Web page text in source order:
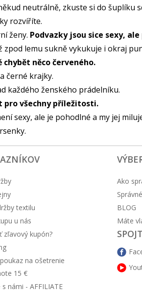
neutrálně, zkuste si do šuplíku
rozvíříte.
ženy. Podvazky jsou sice sexy,
lemu sukně vykukuje i okraj
něco červeného.
černé krajky.
každého ženského prádelníku.
pro všechny příležitosti.
sexy, ale je pohodlné a my jej
textilu
u nás
zľavový kupón?
na ošetrenie
15 €
námi - AFFILIATE
Ako
BLOG
Máte